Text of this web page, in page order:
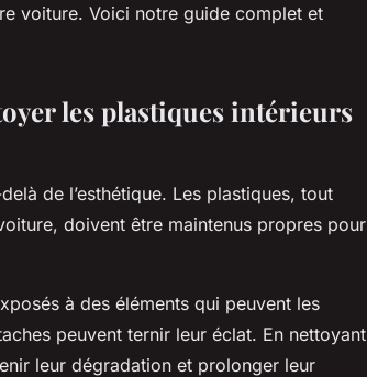
voiture. Voici notre guide complet et
les plastiques intérieurs
de l’esthétique. Les plastiques, tout
doivent être maintenus propres pour
à des éléments qui peuvent les
peuvent ternir leur éclat. En nettoyant
leur dégradation et prolonger leur